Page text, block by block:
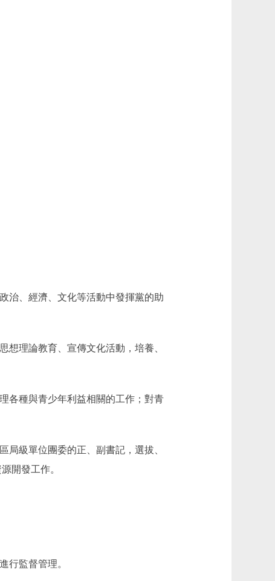
、經濟、文化等活動中發揮黨的助
理論教育、宣傳文化活動，培養、
各種與青少年利益相關的工作；對青
級單位團委的正、副書記，選拔、
開發工作。
行監督管理。